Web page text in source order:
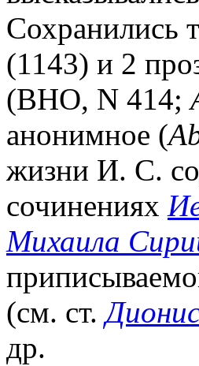
Сохранились
(1143) и 2
(BHO, N 414;
анонимное (
жизни И. С.
сочинениях
Михаила
(см. ст.
др.